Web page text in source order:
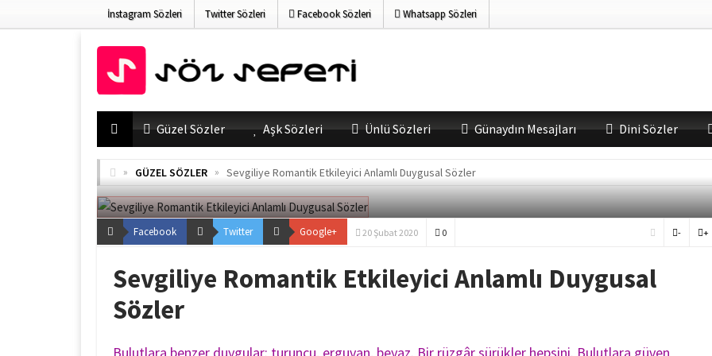
İnstagram Sözleri Twitter Sözleri Facebook Sözleri Whatsapp Sözleri
Güzel Sözler Aşk Sözleri Ünlü Sözleri Günaydın Mesajları Dini Sözler
» GÜZEL SÖZLER » Sevgiliye Romantik Etkileyici Anlamlı Duygusal Sözler
Facebook Twitter Google+ 20 Şubat 2020 0 +
-
Sevgiliye Romantik Etkileyici Anlamlı Duygusal
Sözler